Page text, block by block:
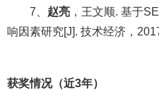
7 赵亮 ，王文顺. 基于
响因素研究[J]. 技术经济，
获奖情况（近3年）